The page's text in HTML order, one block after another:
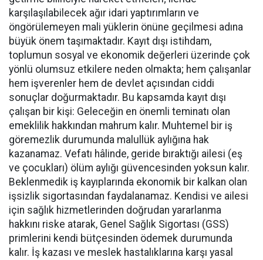
karşılaşılabilecek ağır idari yaptırımların ve
öngörülemeyen mali yüklerin önüne geçilmesi adına
büyük önem taşımaktadır. Kayıt dışı istihdam,
toplumun sosyal ve ekonomik değerleri üzerinde çok
yönlü olumsuz etkilere neden olmakta; hem çalışanlar
hem işverenler hem de devlet açısından ciddi
sonuçlar doğurmaktadır. Bu kapsamda kayıt dışı
çalışan bir kişi: Geleceğin en önemli teminatı olan
emeklilik hakkından mahrum kalır. Muhtemel bir iş
göremezlik durumunda malullük aylığına hak
kazanamaz. Vefatı hâlinde, geride bıraktığı ailesi (eş
ve çocukları) ölüm aylığı güvencesinden yoksun kalır.
Beklenmedik iş kayıplarında ekonomik bir kalkan olan
işsizlik sigortasından faydalanamaz. Kendisi ve ailesi
için sağlık hizmetlerinden doğrudan yararlanma
hakkını riske atarak, Genel Sağlık Sigortası (GSS)
primlerini kendi bütçesinden ödemek durumunda
kalır. İş kazası ve meslek hastalıklarına karşı yasal